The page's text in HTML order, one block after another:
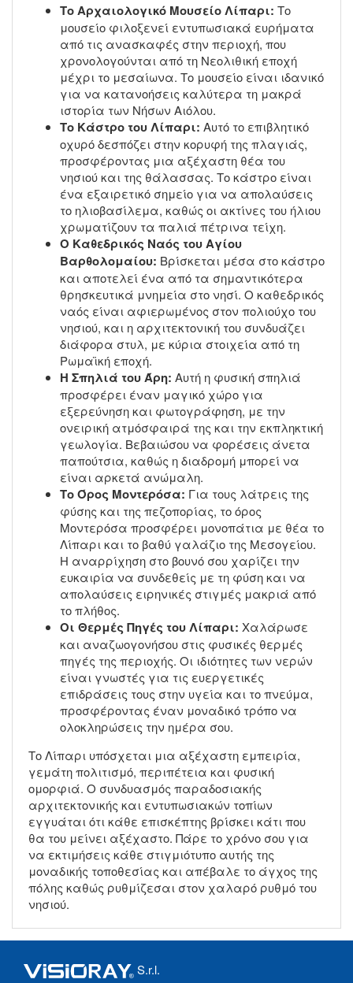
Το Αρχαιολογικό Μουσείο Λίπαρι: Το
μουσείο φιλοξενεί εντυπωσιακά ευρήματα
από τις ανασκαφές στην περιοχή, που
χρονολογούνται από τη Νεολιθική εποχή
μέχρι το μεσαίωνα. Το μουσείο είναι ιδανικό
για να κατανοήσεις καλύτερα τη μακρά
ιστορία των Νήσων Αιόλου.
Το Κάστρο του Λίπαρι: Αυτό το επιβλητικό
οχυρό δεσπόζει στην κορυφή της πλαγιάς,
προσφέροντας μια αξέχαστη θέα του
νησιού και της θάλασσας. Το κάστρο είναι
ένα εξαιρετικό σημείο για να απολαύσεις
το ηλιοβασίλεμα, καθώς οι ακτίνες του ήλιου
χρωματίζουν τα παλιά πέτρινα τείχη.
Ο Καθεδρικός Ναός του Αγίου
Βαρθολομαίου: Βρίσκεται μέσα στο κάστρο
και αποτελεί ένα από τα σημαντικότερα
θρησκευτικά μνημεία στο νησί. Ο καθεδρικός
ναός είναι αφιερωμένος στον πολιούχο του
νησιού, και η αρχιτεκτονική του συνδυάζει
διάφορα στυλ, με κύρια στοιχεία από τη
Ρωμαϊκή εποχή.
Η Σπηλιά του Άρη: Αυτή η φυσική σπηλιά
προσφέρει έναν μαγικό χώρο για
εξερεύνηση και φωτογράφηση, με την
ονειρική ατμόσφαιρά της και την εκπληκτική
γεωλογία. Βεβαιώσου να φορέσεις άνετα
παπούτσια, καθώς η διαδρομή μπορεί να
είναι αρκετά ανώμαλη.
Το Όρος Μοντερόσα: Για τους λάτρεις της
φύσης και της πεζοπορίας, το όρος
Μοντερόσα προσφέρει μονοπάτια με θέα το
Λίπαρι και το βαθύ γαλάζιο της Μεσογείου.
Η αναρρίχηση στο βουνό σου χαρίζει την
ευκαιρία να συνδεθείς με τη φύση και να
απολαύσεις ειρηνικές στιγμές μακριά από
το πλήθος.
Οι Θερμές Πηγές του Λίπαρι: Χαλάρωσε
και αναζωογονήσου στις φυσικές θερμές
πηγές της περιοχής. Οι ιδιότητες των νερών
είναι γνωστές για τις ευεργετικές
επιδράσεις τους στην υγεία και το πνεύμα,
προσφέροντας έναν μοναδικό τρόπο να
ολοκληρώσεις την ημέρα σου.
Το Λίπαρι υπόσχεται μια αξέχαστη εμπειρία,
γεμάτη πολιτισμό, περιπέτεια και φυσική
ομορφιά. Ο συνδυασμός παραδοσιακής
αρχιτεκτονικής και εντυπωσιακών τοπίων
εγγυάται ότι κάθε επισκέπτης βρίσκει κάτι που
θα του μείνει αξέχαστο. Πάρε το χρόνο σου για
να εκτιμήσεις κάθε στιγμιότυπο αυτής της
μοναδικής τοποθεσίας και απέβαλε το άγχος της
πόλης καθώς ρυθμίζεσαι στον χαλαρό ρυθμό του
νησιού.
S.r.l.